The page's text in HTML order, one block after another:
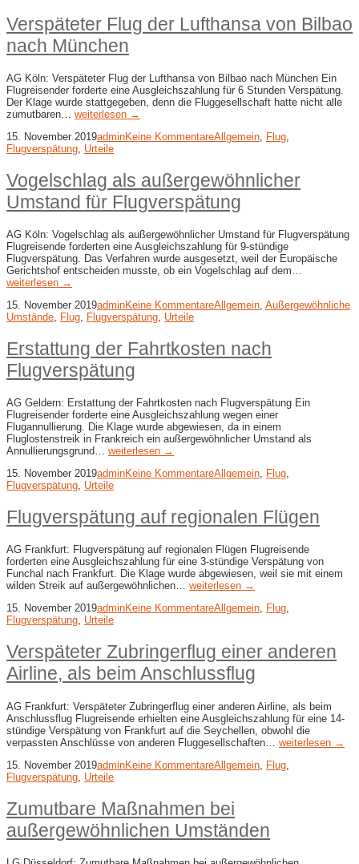
Verspäteter Flug der Lufthansa von Bilbao
nach München
AG Köln: Verspäteter Flug der Lufthansa von Bilbao nach München Ein
Flugreisender forderte eine Ausgleichszahlung für 6 Stunden Verspätung.
Der Klage wurde stattgegeben, denn die Fluggesellschaft hatte nicht alle
zumutbaren… weiterlesen →
15. November 2019adminKeine KommentareAllgemein Flug
Flugverspätung Urteile
Vogelschlag als außergewöhnlicher
Umstand für Flugverspätung
AG Köln: Vogelschlag als außergewöhnlicher Umstand für Flugverspätung
Flugreisende forderten eine Ausgleichszahlung für 9-stündige
Flugverspätung. Das Verfahren wurde ausgesetzt, weil der Europäische
Gerichtshof entscheiden musste, ob ein Vogelschlag auf dem…
weiterlesen →
15. November 2019adminKeine KommentareAllgemein, Außergewöhnliche
Umstände, Flug, Flugverspätung, Urteile
Erstattung der Fahrtkosten nach
Flugverspätung
AG Geldern: Erstattung der Fahrtkosten nach Flugverspätung Ein
Flugreisender forderte eine Ausgleichszahlung wegen einer
Flugannullierung. Die Klage wurde abgewiesen, da in einem
Fluglostenstreik in Frankreich ein außergewöhnlicher Umstand als
Annullierungsgrund… weiterlesen →
15. November 2019adminKeine KommentareAllgemein, Flug,
Flugverspätung, Urteile
Flugverspätung auf regionalen Flügen
AG Frankfurt: Flugverspätung auf regionalen Flügen Flugreisende
forderten eine Ausgleichszahlung für eine 3-stündige Verspätung von
Funchal nach Frankfurt. Die Klage wurde abgewiesen, weil sie mit einem
wilden Streik auf außergewöhnlichen… weiterlesen →
15. November 2019adminKeine KommentareAllgemein, Flug,
Flugverspätung, Urteile
Verspäteter Zubringerflug einer anderen
Airline, als beim Anschlussflug
AG Frankfurt: Verspäteter Zubringerflug einer anderen Airline, als beim
Anschlussflug Flugreisende erhielten eine Ausgleichszahlung für eine 14-
stündige Verspätung von Frankfurt auf die Seychellen, obwohl die
verpassten Anschlüsse von anderen Fluggesellschaften… weiterlesen →
15. November 2019adminKeine KommentareAllgemein Flug
Flugverspätung Urteile
Zumutbare Maßnahmen bei
außergewöhnlichen Umständen